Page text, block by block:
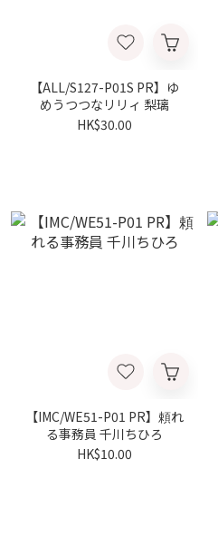
【ALL/S127-P01S PR】ゆ
めうつつなリリィ 梨璃
HK$30.00
【IMC/WE51-P01 PR】頼れ
る事務員 千川ちひろ
HK$10.00